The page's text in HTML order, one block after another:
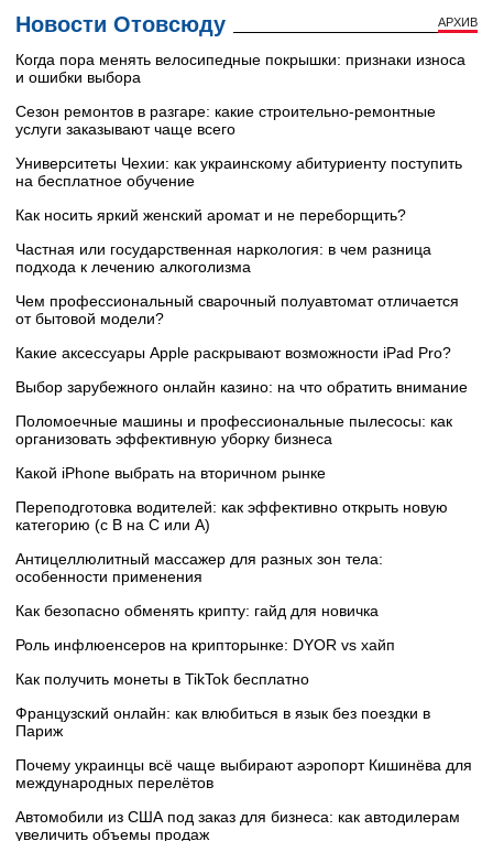
Новости Отовсюду АРХИВ
Когда пора менять велосипедные покрышки: признаки износа
и ошибки выбора
Сезон ремонтов в разгаре: какие строительно-ремонтные
услуги заказывают чаще всего
Университеты Чехии: как украинскому абитуриенту поступить
на бесплатное обучение
Как носить яркий женский аромат и не переборщить?
Частная или государственная наркология: в чем разница
подхода к лечению алкоголизма
Чем профессиональный сварочный полуавтомат отличается
от бытовой модели?
Какие аксессуары Apple раскрывают возможности iPad Pro?
Выбор зарубежного онлайн казино: на что обратить внимание
Поломоечные машины и профессиональные пылесосы: как
организовать эффективную уборку бизнеса
Какой iPhone выбрать на вторичном рынке
Переподготовка водителей: как эффективно открыть новую
категорию (с B на C или А)
Антицеллюлитный массажер для разных зон тела:
особенности применения
Как безопасно обменять крипту: гайд для новичка
Роль инфлюенсеров на крипторынке: DYOR vs хайп
Как получить монеты в TikTok бесплатно
Французский онлайн: как влюбиться в язык без поездки в
Париж
Почему украинцы всё чаще выбирают аэропорт Кишинёва для
международных перелётов
Автомобили из США под заказ для бизнеса: как автодилерам
увеличить объемы продаж